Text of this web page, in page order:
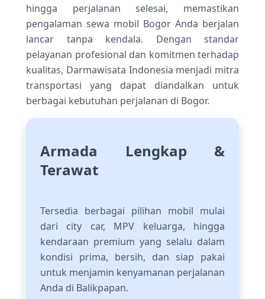
hingga perjalanan selesai, memastikan
pengalaman sewa mobil Bogor Anda berjalan
lancar tanpa kendala. Dengan standar
pelayanan profesional dan komitmen terhadap
kualitas, Darmawisata Indonesia menjadi mitra
transportasi yang dapat diandalkan untuk
berbagai kebutuhan perjalanan di Bogor.
Armada Lengkap &
Terawat
Tersedia berbagai pilihan mobil mulai
dari city car, MPV keluarga, hingga
kendaraan premium yang selalu dalam
kondisi prima, bersih, dan siap pakai
untuk menjamin kenyamanan perjalanan
Anda di Balikpapan.